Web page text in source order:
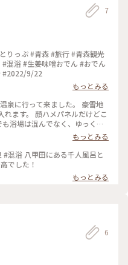
7
りっぷ #青森 #旅行 #青森観光
混浴 #生姜味噌おでん #おでん
#2022/9/22
もっとみる
泉に行って来ました。 豪雪地
ます。 顔ハメパネルだけどこ
浴場は混んでなく、ゆっくり
ぽかぽか #冬を味わうもっとみる
混浴 八甲田にある千人風呂と
でした！
もっとみる
6